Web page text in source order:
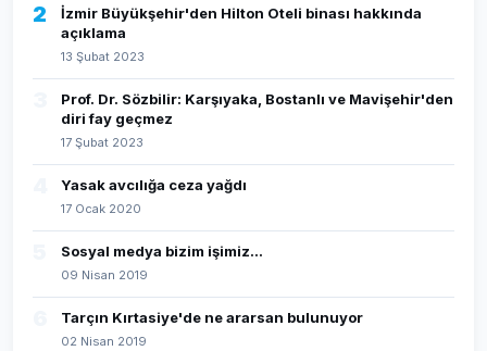
2
İzmir Büyükşehir'den Hilton Oteli binası hakkında
açıklama
13 Şubat 2023
Prof. Dr. Sözbilir: Karşıyaka, Bostanlı ve Mavişehir'den
diri fay geçmez
17 Şubat 2023
Yasak avcılığa ceza yağdı
17 Ocak 2020
Sosyal medya bizim işimiz...
09 Nisan 2019
Tarçın Kırtasiye'de ne ararsan bulunuyor
02 Nisan 2019